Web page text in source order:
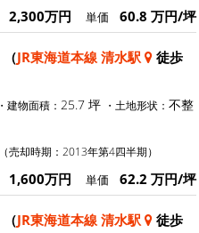
2,300万円 単価 60.8 万円/坪
（JR東海道本線 清水駅
徒歩
・建物面積： 25.7 坪 ・土地形状： 不整
（売却時期：2013年第4四半期）
1,600万円 単価 62.2 万円/坪
（JR東海道本線 清水駅
徒歩